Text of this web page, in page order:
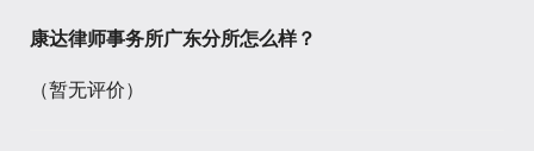
康达律师事务所广东分所怎么样？
（暂无评价）